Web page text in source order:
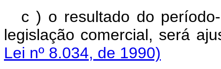
c ) o resultado do
legislação comercial, será
Lei nº 8.034, de 1990)